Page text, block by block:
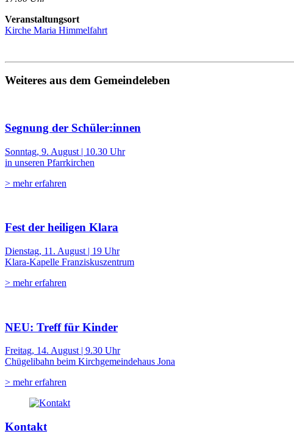
Veranstaltungsort
Kirche Maria Himmelfahrt
Weiteres aus dem Gemeindeleben
Segnung der Schüler:innen
Sonntag, 9. August | 10.30 Uhr
in unseren Pfarrkirchen
> mehr erfahren
Fest der heiligen Klara
Dienstag, 11. August | 19 Uhr
Klara-Kapelle Franziskuszentrum
> mehr erfahren
NEU: Treff für Kinder
Freitag, 14. August | 9.30 Uhr
Chügelibahn beim Kirchgemeindehaus Jona
> mehr erfahren
Kontakt